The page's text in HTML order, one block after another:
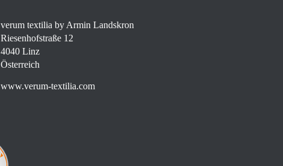
verum textilia by Armin Landskron
Riesenhofstraße 12
4040 Linz
Österreich
www.verum-textilia.com